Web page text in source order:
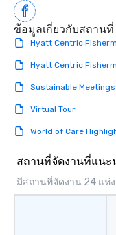
ข้อมูลเกี่ยวกับสถานที่
Hyatt Centric
Hyatt Centric
Sustainable
Virtual Tour
World of Care
สถานที่จัดงานที่แนะ
มีสถานที่จัดงาน 24 แห่